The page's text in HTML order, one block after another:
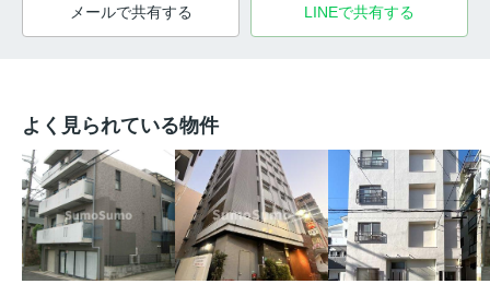
メールで共有する LINEで共有する
よく見られている物件